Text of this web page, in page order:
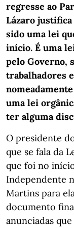
regresse ao
Lázaro justifica
sido uma lei
início. É uma
pelo Governo,
trabalhadores
uma lei
ter alguma
O presidente
que se fala da
que foi no
Independente
Martins para
documento
anunciadas